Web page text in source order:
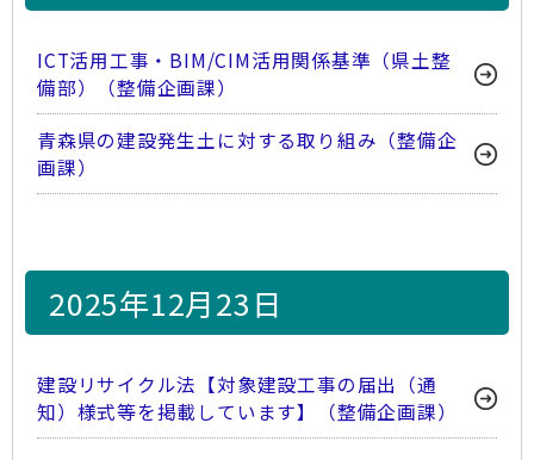
ICT活用工事・BIM/CIM活用関係基準（県土整
備部）（整備企画課）
青森県の建設発生土に対する取り組み（整備企
画課）
2025年12月23日
建設リサイクル法【対象建設工事の届出（通
知）様式等を掲載しています】（整備企画課）